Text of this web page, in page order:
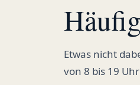
Etwas nicht
von 8 bis 19